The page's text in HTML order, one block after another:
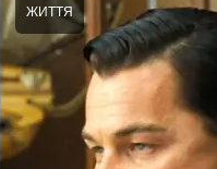
ЖИТТЯ